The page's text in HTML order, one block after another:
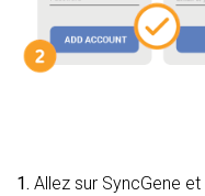
1. Allez sur SyncGene et